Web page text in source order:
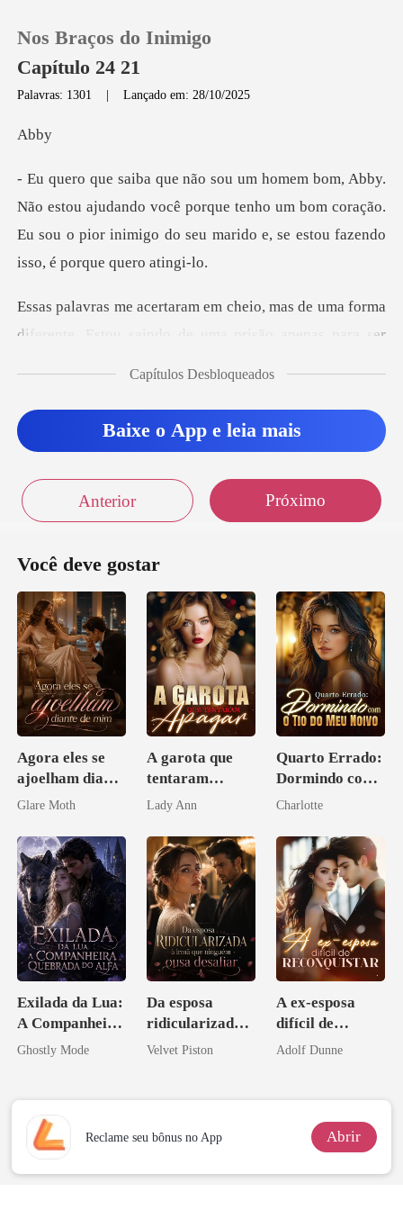
Loja
Histórico
Nos Braços do Inimigo
Capítulo 24 21
Palavras: 1301 |Lançado em: 28/10/2025
b
judando você porque tenho um bom coração.
Eu sou o pior inimigo
orma
diferente. Estou saindo de uma prisão apenas
Capítulos Desbloqueados
Baixe o App e leia mais
Anterior Próximo
Você deve gostar
Agora eles se
ajoelham diante
de mim
Glare Moth
A garota que
tentaram
apagar
Lady Ann
Quarto Errado:
Dormindo com
o Tio do Meu
Charlotte
Exilada da Lua:
A Companheira
Quebrada do
Ghostly Mode
Da esposa
ridicularizada à
irmã que
Velvet Piston
A ex-esposa
difícil de
reconquistar
Adolf Dunne
Reclame seu bônus no App Abrir